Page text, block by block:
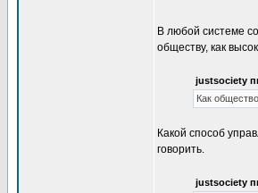
В любой системе
обществу, как
justsociety
Как
Какой способ
говорить.
justsociety